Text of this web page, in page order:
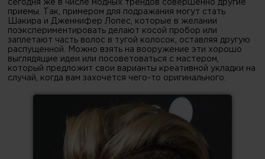
сегодня же в числе модных трендов совершенно другие
приемы. Так, примером для подражания могут стать
Шакира и Дженнифер Лопес, которые в желании
поэкспериментировать делают косой пробор или
заплетают часть волос в тугой колосок, оставляя другую
распущенной. Можно взять на вооружение эти хорошо
выглядящие идеи или посоветоваться с мастером,
который предложит свои варианты креативной укладки на
случай, когда вам захочется чего-то оригинального.